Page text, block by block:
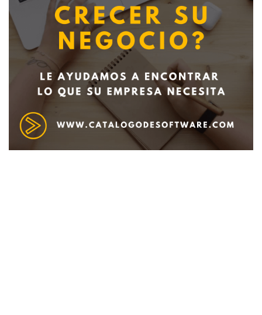
Deseo recibir información de otros Productos /
Servicios similares al solicitado